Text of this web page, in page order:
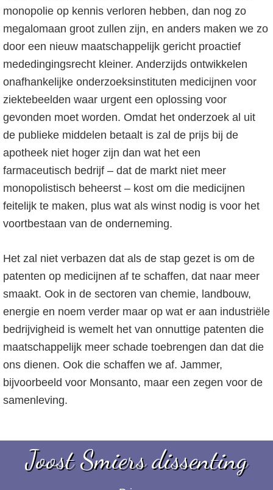
monopolie op kennis verloren hebben, dan nog zo
megalomaan groot zullen zijn, en anders maken we zo
door een nieuw maatschappelijk gericht proactief
mededingingsrecht kleiner. Anderzijds ontwikkelen
onafhankelijke onderzoeksinstituten medicijnen voor
ziektebeelden waar urgent een oplossing voor
gevonden moet worden. Omdat het onderzoek al uit
de publieke middelen betaalt is zal de prijs bij de
apotheek niet hoger zijn dan wat het een
farmaceutisch bedrijf – dat de markt niet meer
monopolistisch beheerst – kost om die medicijnen
feitelijk te maken, plus wat als winst nodig is voor het
voortbestaan van de onderneming.
Het zal niet verbazen dat als de stap gezet is om de
patenten op medicijnen af te schaffen, dat naar meer
smaakt. Ook in de sectoren van chemie, landbouw,
energie en noem verder maar op wat er aan industriële
bedrijvigheid is wemelt het van onnuttige patenten die
maatschappelijk meer schade toebrengen dan dat die
ons dienen. Ook die schaffen we af. Jammer,
bijvoorbeeld voor Monsanto, maar een zegen voor de
samenleving.
Joost Smiers dissenting